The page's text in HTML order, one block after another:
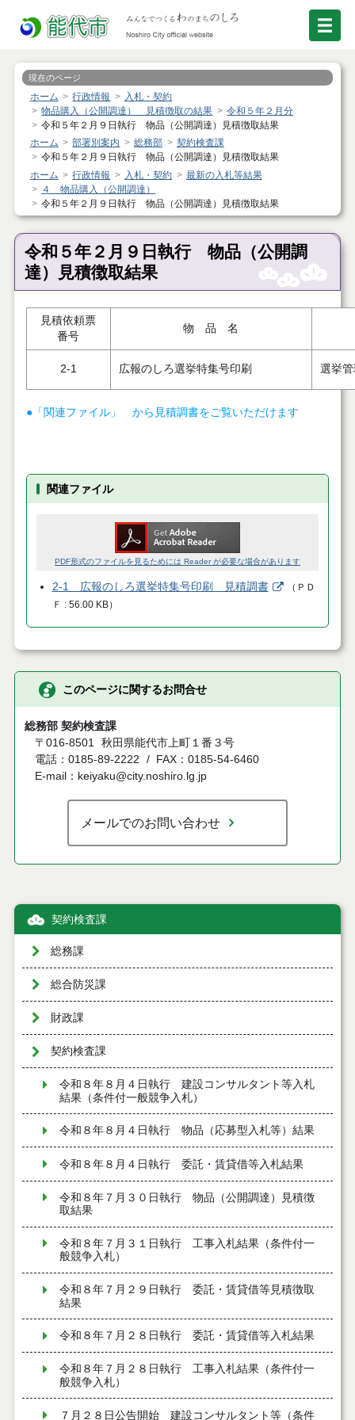
現在のページ
ホーム 行政情報
入札・契約
物品購入（公開調達） 見積徴取の結果
令和５年２月分
令和５年２月９日執行 物品（公開調達）見積徴取結果
ホーム
部署別案内 総務部
契約検査課
令和５年２月９日執行 物品（公開調達）見積徴取結果
ホーム
行政情報 入札・契約
最新の入札等結果
４ 物品購入（公開調達）
令和５年２月９日執行 物品（公開調達）見積徴取結果
令和５年２月９日執行 物品（公開調
達）見積徴取結果
見積依頼票
番号
物 品 名
2-1 広報のしろ選挙特集号印刷 選挙
●「関連ファイル」 から見積調書をご覧いただけます
関連ファイル
PDF形式のファイルを見るためには Reader が必要な場合があります
2-1 広報のしろ選挙特集号印刷 見積調書 （ ＰＤ
Ｆ
56.00 KB）
このページに関するお問合せ
総務部 契約検査課
〒016-8501 秋田県能代市上町１番３号
電話：0185-89-2222
FAX：0185-54-6460
E-mail：keiyaku@city.noshiro.lg.jp
メールでのお問い合わせ
契約検査課
総務課
総合防災課
財政課
契約検査課
令和８年８月４日執行 建設コンサルタント等入札
結果（条件付一般競争入札）
令和８年８月４日執行 物品（応募型入札等）結果
令和８年８月４日執行 委託・賃貸借等入札結果
令和８年７月３０日執行 物品（公開調達）見積徴
取結果
令和８年７月３１日執行 工事入札結果（条件付一
般競争入札）
令和８年７月２９日執行 委託・賃貸借等見積徴取
結果
令和８年７月２８日執行 委託・賃貸借等入札結果
令和８年７月２８日執行 工事入札結果（条件付一
般競争入札）
７月２８日公告開始 建設コンサルタント等（条件